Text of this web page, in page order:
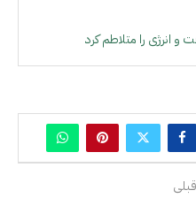
و انرژی را متلاطم کرد